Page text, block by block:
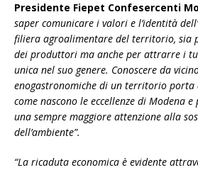
Presidente Fiepet Confesercenti
saper comunicare i valori e l’identità
filiera agroalimentare del territorio, sia
dei produttori ma anche per attrarre i
unica nel suo genere. Conoscere da
enogastronomiche di un territorio porta
come nascono le eccellenze di Modena
una sempre maggiore attenzione alla
dell’ambiente”.
“La ricaduta economica è evidente